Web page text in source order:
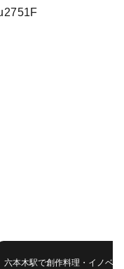
六本木駅で創作料理・イノベ